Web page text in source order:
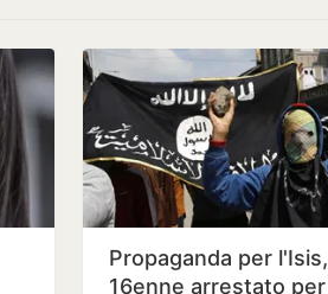
Propaganda per l'Isis,
16enne arrestato per